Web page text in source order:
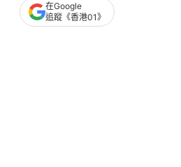
在Google
追蹤《香港01》